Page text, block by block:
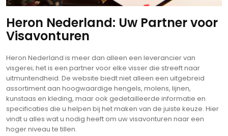
Heron Nederland: Uw Partner voor
Visavonturen
Heron Nederland is meer dan alleen een leverancier van
visgerei; het is een partner voor elke visser die streeft naar
uitmuntendheid. De website biedt niet alleen een uitgebreid
assortiment aan hoogwaardige hengels, molens, lijnen,
kunstaas en kleding, maar ook gedetailleerde informatie en
specificaties die u helpen bij het maken van de juiste keuze. Hier
vindt u alles wat u nodig heeft om uw visavonturen naar een
hoger niveau te tillen.